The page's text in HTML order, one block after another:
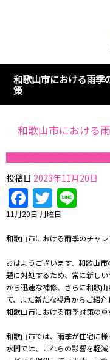
和歌山市における雨季
策
和歌山市における
投稿日 2023年11月20日
Facebook
Twitter
11月20日 月曜日
和歌山市における雨季のチャ
おはようございます、和歌山
題に対処するため、常に新し
から迅速な補修、さらに和歌
て、また新たな視角からご紹介
和歌山市における雨季対策の
和歌山市では、雨季が住宅に
水間では、これらの影響を軽